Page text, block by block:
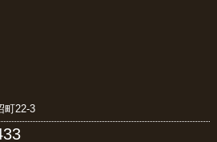
町22-3